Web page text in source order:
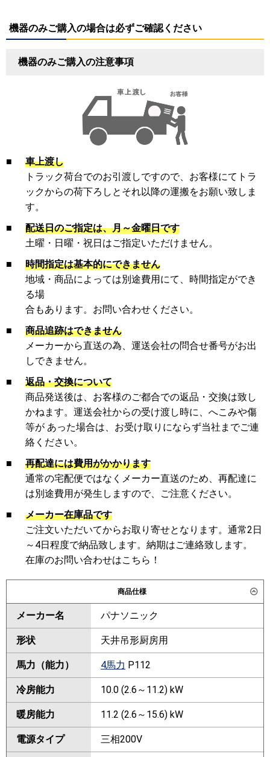
機器のみご購入の場合は必ずご確認ください
機器のみご購入の注意事項
■
車上渡し
トラック荷台でのお引渡しですので、お客様にてトラ
ックからの荷下ろしとそれ以降の運搬をお願い致しま
す。
■
配送日のご指定は、月～金曜日です
土曜・日曜・祝日はご指定いただけません。
■
時間指定は基本的にできません
地域・商品によっては別途費用にて、時間指定ができ
る場
合もあります。お問い合わせください。
■
商品追跡はできません
メーカーから直送の為、運送会社の問合せ番号がお出
しできません。
■
返品・交換について
商品発送後は、お客様のご都合での返品・交換は致し
かねます。運送会社からの受け渡し時に、へこみや傷
等が あった場合は、お受け取りにならず当社までご連
絡ください。
■
再配達には費用がかかります
通常の宅配便ではなくメーカー直送のため、再配達に
は別途費用が発生しますので、ご注意ください。
■
メーカー在庫品です
ご注文いただいてからお取り寄せとなります。通常2日
～4日程度で納品致します。納期はご連絡致します。
在庫のお問い合わせはこちら！
商品仕様
メーカー名 パナソニック
形状 天井吊形厨房用
馬力（能力） 4馬力 P112
冷房能力 10.0 (2.6～11.2) kW
暖房能力 11.2 (2.6～15.6) kW
電源タイプ 三相200V